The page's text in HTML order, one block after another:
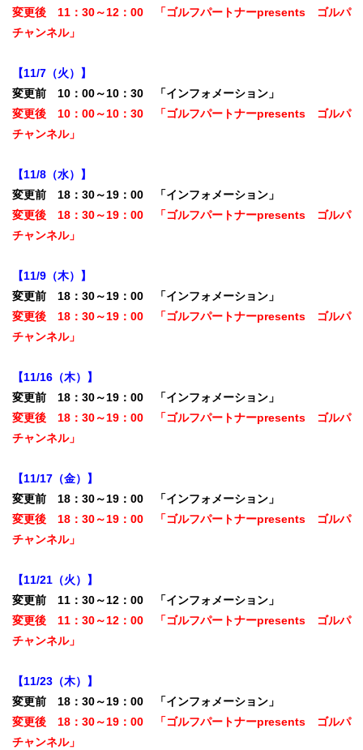
変更後 11：30～12：00 「ゴルフパートナーpresents ゴルパ
チャンネル」
【11/7（火）】
変更前 10：00～10：30 「インフォメーション」
変更後 10：00～10：30 「ゴルフパートナーpresents ゴルパ
チャンネル」
【11/8（水）】
変更前 18：30～19：00 「インフォメーション」
変更後 18：30～19：00 「ゴルフパートナーpresents ゴルパ
チャンネル」
【11/9（木）】
変更前 18：30～19：00 「インフォメーション」
変更後 18：30～19：00 「ゴルフパートナーpresents ゴルパ
チャンネル」
【11/16（木）】
変更前 18：30～19：00 「インフォメーション」
変更後 18：30～19：00 「ゴルフパートナーpresents ゴルパ
チャンネル」
【11/17（金）】
変更前 18：30～19：00 「インフォメーション」
変更後 18：30～19：00 「ゴルフパートナーpresents ゴルパ
チャンネル」
【11/21（火）】
変更前 11：30～12：00 「インフォメーション」
変更後 11：30～12：00 「ゴルフパートナーpresents ゴルパ
チャンネル」
【11/23（木）】
変更前 18：30～19：00 「インフォメーション」
変更後 18：30～19：00 「ゴルフパートナーpresents ゴルパ
チャンネル」